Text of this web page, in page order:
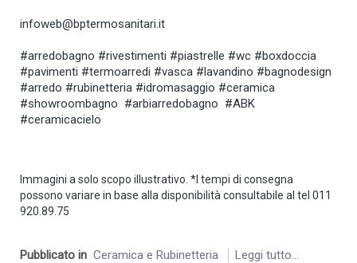
infoweb@bptermosanitari.it
#arredobagno #rivestimenti #piastrelle #wc #boxdoccia
#pavimenti #termoarredi #vasca #lavandino #bagnodesign
#arredo #rubinetteria #idromasaggio #ceramica
#showroombagno #arbiarredobagno #ABK
#ceramicacielo
Immagini a solo scopo illustrativo. *I tempi di consegna
possono variare in base alla disponibilità consultabile al tel 011
920.89.75
Pubblicato in Ceramica e Rubinetteria Leggi tutto...